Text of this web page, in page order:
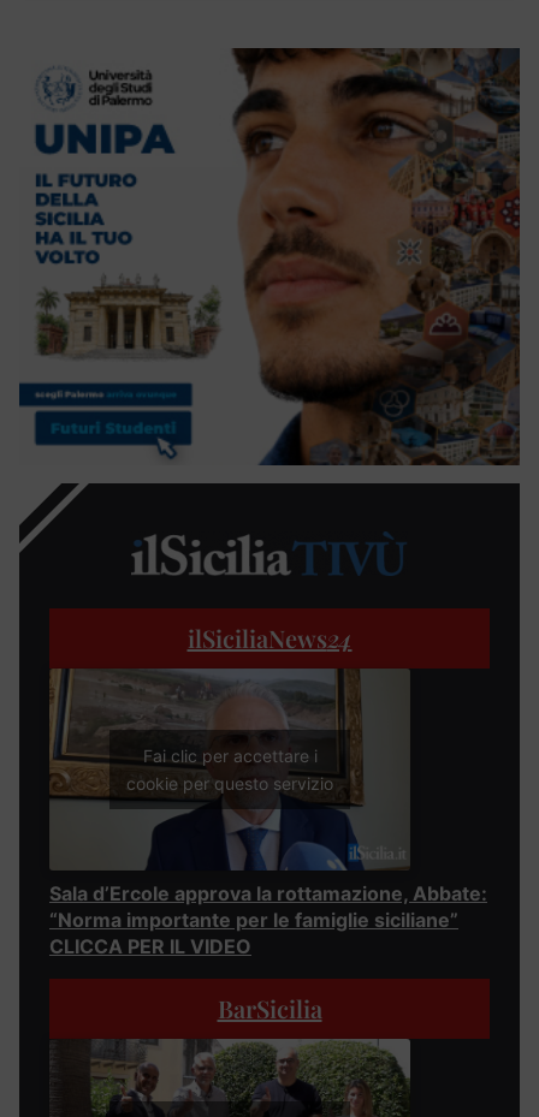
ilSiciliaNews24
Fai clic per accettare i
cookie per questo servizio
Sala d’Ercole approva la rottamazione, Abbate:
“Norma importante per le famiglie siciliane”
CLICCA PER IL VIDEO
BarSicilia